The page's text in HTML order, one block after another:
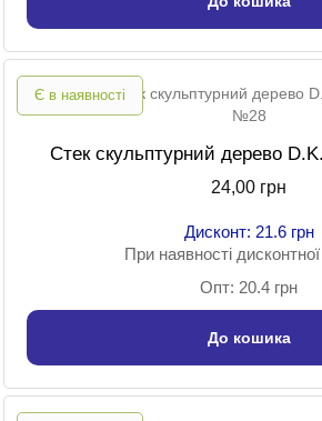
Є в наявності
Стек скульптурний дерево
24,00 грн
Дисконт: 21.6 грн
При наявності
Опт: 20.4 грн
До кошика